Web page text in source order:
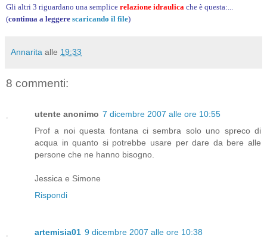
Gli altri 3 riguardano una semplice relazione idraulica che è questa:...
(continua a leggere scaricando il file)
Annarita alle 19:33
8 commenti:
utente anonimo 7 dicembre 2007 alle ore 10:55
Prof a noi questa fontana ci sembra solo uno spreco di
acqua in quanto si potrebbe usare per dare da bere alle
persone che ne hanno bisogno.
Jessica e Simone
Rispondi
artemisia01 9 dicembre 2007 alle ore 10:38